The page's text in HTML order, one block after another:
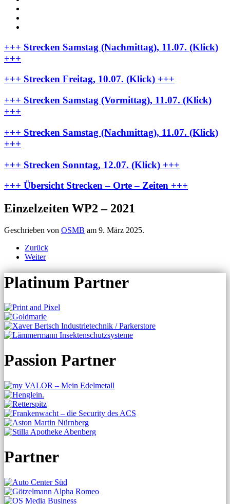
+++ Strecken Samstag (Nachmittag), 11.07. (Klick)
+++
+++ Strecken Freitag, 10.07. (Klick) +++
+++ Strecken Samstag (Vormittag), 11.07. (Klick)
+++
+++ Strecken Samstag (Nachmittag), 11.07. (Klick)
+++
+++ Strecken Sonntag, 12.07. (Klick) +++
+++ Übersicht Strecken – Orte – Zeiten +++
Einzelzeiten WP2 – 2021
Geschrieben von OSMB am 9. März 2025.
Zurück
Weiter
Platinum Partner
Passion Partner
Partner